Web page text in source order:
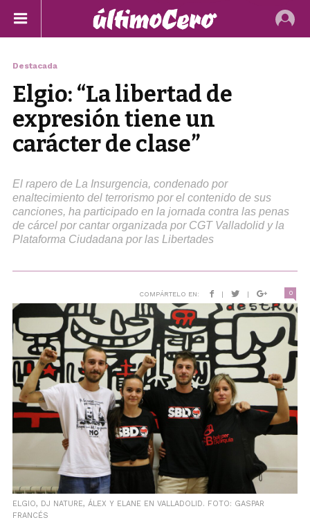
Destacada
Elgio: “La libertad de
expresión tiene un
carácter de clase”
El rapero de La Insurgencia, condenado por
enaltecimiento del terrorismo por el contenido de sus
canciones, ha participado en la jornada contra las penas
de cárcel por cantar organizada por CGT Valladolid y la
Plataforma Ciudadana por las Libertades
COMPÁRTELO EN: | | 0
ELGIO, DJ NATURE, ÁLEX Y ELANE EN VALLADOLID. FOTO: GASPAR
FRANCÉS